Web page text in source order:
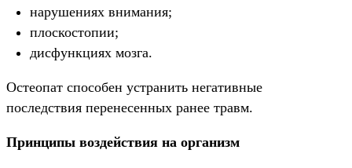
нарушениях внимания;
плоскостопии;
дисфункциях мозга.
Остеопат способен устранить негативные
последствия перенесенных ранее травм.
Принципы воздействия на организм